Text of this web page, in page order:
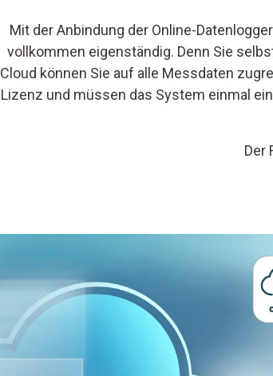
Mit der Anbindung der Online-
vollkommen eigenständig. Denn Sie
Cloud können Sie auf alle Messdaten
Lizenz und müssen das System einmal
Der